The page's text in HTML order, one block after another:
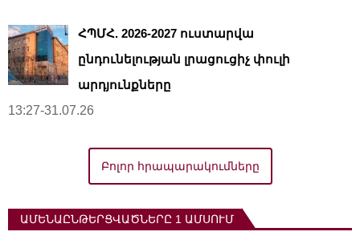
ՀՊՄՀ. 2026-2027 ուստարվա
ընդունելության լրացուցիչ փուլի
արդյունքները
13:27-31.07.26
Բոլոր հրապարակումները
ԱՄԵՆԱԸՆԹԵՐՑՎԱԾՆԵՐԸ 1 ԱՄՍՈՒՄ